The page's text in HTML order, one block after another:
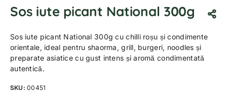
Sos iute picant National 300g
Sos iute picant National 300g cu chilli roșu și condimente
orientale, ideal pentru shaorma, grill, burgeri, noodles și
preparate asiatice cu gust intens și aromă condimentată
autentică.
SKU:00451